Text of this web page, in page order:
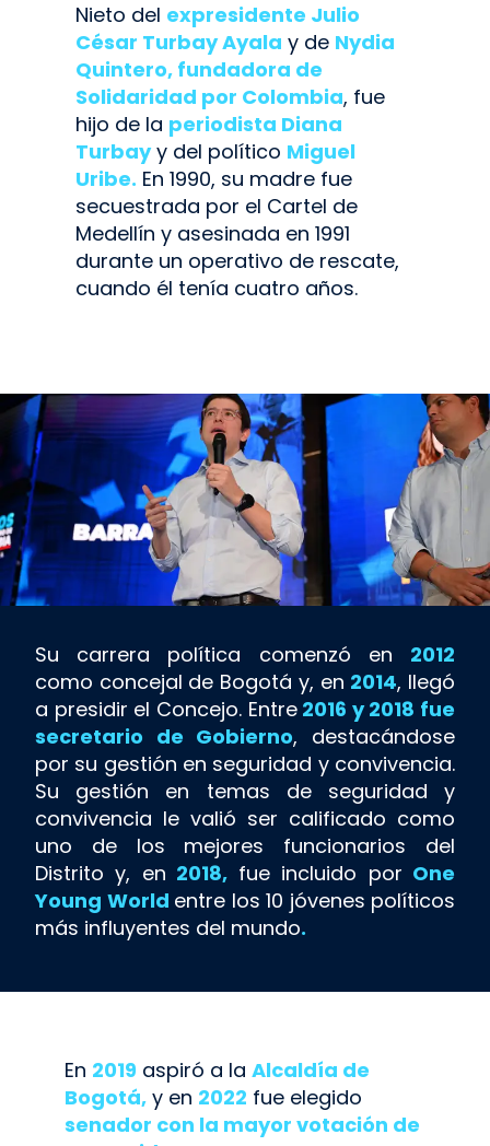
Nieto del expresidente Julio
César Turbay Ayala y de Nydia
Quintero, fundadora de
Solidaridad por Colombia, fue
hijo de la periodista Diana
Turbayy del político Miguel
Uribe. En 1990, su madre fue
secuestrada por el Cartel de
Medellín y asesinada en 1991
durante un operativo de rescate,
cuando él tenía cuatro años.
Su carrera política comenzó en 2012
como concejal de Bogotá y, en 2014, llegó
a presidir el Concejo. Entre2016 y 2018 fue
secretario de Gobierno, destacándose
por su gestión en seguridad y convivencia.
Su gestión en temas de seguridad y
convivencia le valió ser calificado como
uno de los mejores funcionarios del
Distrito y, en 2018,fue incluido por One
Young World entre los 10 jóvenes políticos
más influyentes del mundo.
En 2019 aspiró a la Alcaldía de
Bogotá, y en 2022 fue elegido
senador con la mayor votación de